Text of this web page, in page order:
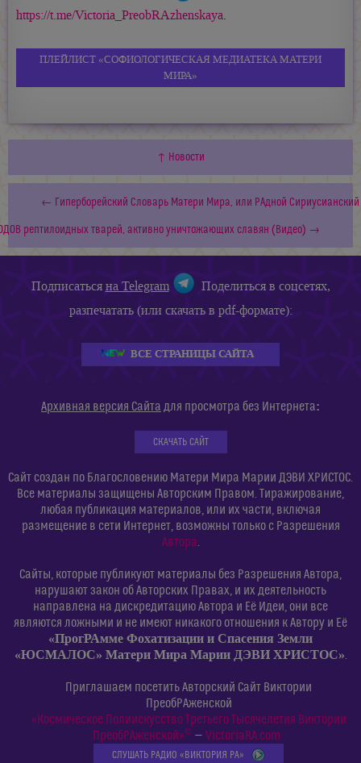
https://t.me/Victoria_PreobRAzhenskaya.
ПЛЕЙЛИСТ «СОФИОЛОГИЧЕСКАЯ МЕДИАТЕКА МАТЕРИ
МИРА»
↑ Новости
← Гиперборейский Словарь Матери Мира, или РАдной
рептилоидных тварей, активно уничтожающих славян (Видео) →
Подписатьсяна Telegram
Поделиться в соцсетях,
разпечатать (или скачать в pdf-формате):
ВСЕ СТРАНИЦЫ САЙТА
Архивная версия Сайта для просмотра без Интернета:
СКАЧАТЬ САЙТ
Сайт создан по Благословению Матери Мира Марии ДЭВИ ХРИСТОС.
Все материалы защищены Авторским Правом. Тиражирование,
любая публикация материалов, или их части, включая
размещение в сети Интернет, возможны только с Разрешения
Автора.
Сайты, которые публикуют материалы без Разрешения Автора,
нарушают закон об Авторских Правах, и их деятельность
направлена на дискредитацию Автора и Её Идеи, они все
являются ложными и не имеют никакого отношения к Автору и Её
«ПрогРАмме Фохатизации и Спасения Земли
«ЮСМАЛОС» Матери Мира Марии ДЭВИ ХРИСТОС».
Приглашаем посетить Авторский Сайт Виктории
ПреобРАженской
«Космическое Полиискусство Третьего Тысячелетия Виктории
ПреобРАженской»©— VictoriaRA.com
СЛУШАТЬ РАДИО «ВИКТОРИЯ РА»